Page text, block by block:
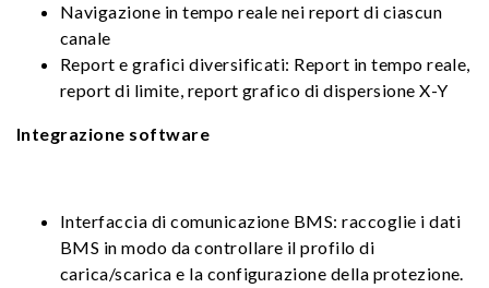
Navigazione in tempo reale nei report di ciascun
canale
Report e grafici diversificati: Report in tempo reale,
report di limite, report grafico di dispersione X-Y
Integrazione software
Interfaccia di comunicazione BMS: raccoglie i dati
BMS in modo da controllare il profilo di
carica/scarica e la configurazione della protezione.